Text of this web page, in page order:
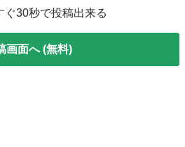
ぐ30秒で投稿出来る
画面へ (無料)